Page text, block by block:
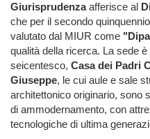
Giurisprudenzaafferisce al
che per il secondo
valutato dal MIUR come
qualità della ricerca. La sede è
seicentesco, Casa dei Padri
Giuseppe, le cui aule e sale
architettonico originario, sono
di ammodernamento, con
tecnologiche di ultima